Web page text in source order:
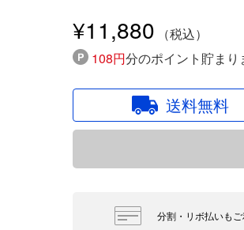
¥11,880
108円分のポイント貯まり
送料無料
分割・リボ払いもご